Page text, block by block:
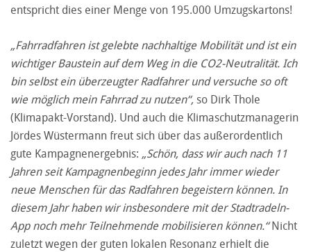
entspricht dies einer Menge von 195.000 Umzugskartons!
„Fahrradfahren ist gelebte nachhaltige Mobilität und ist ein
wichtiger Baustein auf dem Weg in die CO2-Neutralität. Ich
bin selbst ein überzeugter Radfahrer und versuche so oft
wie möglich mein Fahrrad zu nutzen“,so Dirk Thole
(Klimapakt-Vorstand). Und auch die Klimaschutzmanagerin
Jördes Wüstermann freut sich über das außerordentlich
gute Kampagnenergebnis: „Schön, dass wir auch nach 11
Jahren seit Kampagnenbeginn jedes Jahr immer wieder
neue Menschen für das Radfahren begeistern können. In
diesem Jahr haben wir insbesondere mit der Stadtradeln-
App noch mehr Teilnehmende mobilisieren können.“Nicht
zuletzt wegen der guten lokalen Resonanz erhielt die